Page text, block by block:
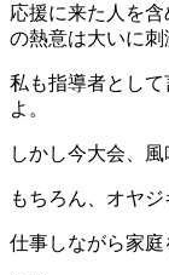
応援に来た人を
の熱意は大いに刺
私も指導者とし
よ。
しかし今大会、
もちろん、オヤジ
仕事しながら家